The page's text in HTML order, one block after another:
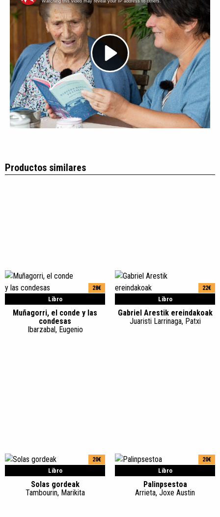
Productos similares
Libro
28€
Muñagorri, el conde y las
condesas
Ibarzabal, Eugenio
Libro
22€
Gabriel Arestik ereindakoak
Juaristi Larrinaga, Patxi
Libro
20€
Solas gordeak
Tambourin, Marikita
Libro
20€
Palinpsestoa
Arrieta, Joxe Austin